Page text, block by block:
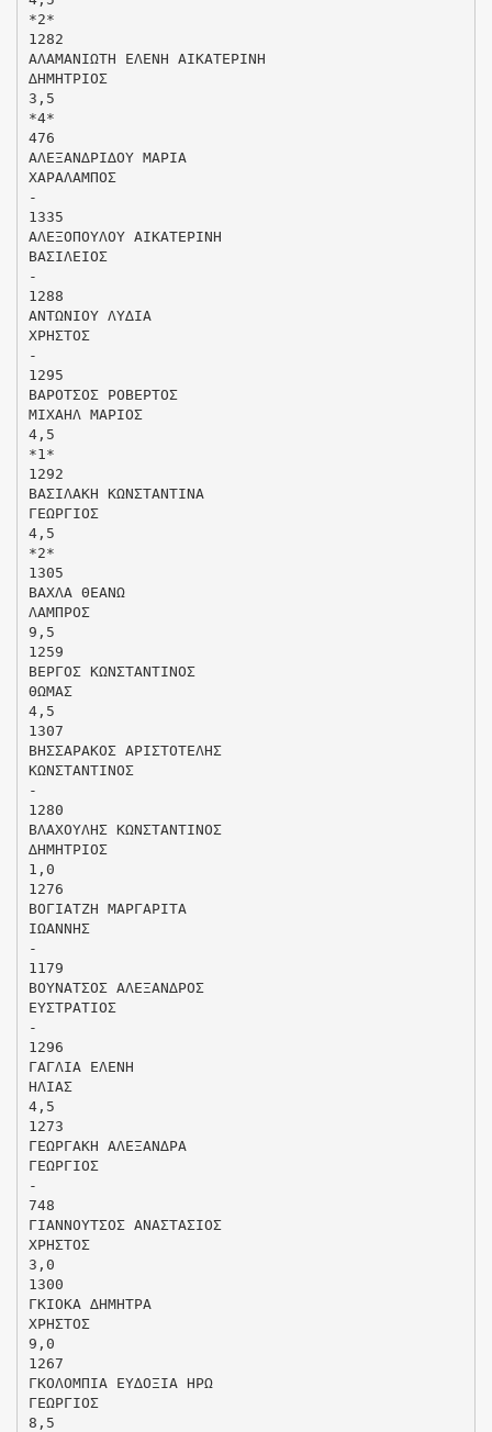
*2*
1282
ΑΛΑΜΑΝΙΩΤΗ ΕΛΕΝΗ ΑΙΚΑΤΕΡΙΝΗ
∆ΗΜΗΤΡΙΟΣ
3,5
*4*
476
ΑΛΕΞΑΝ∆ΡΙ∆ΟΥ ΜΑΡΙΑ
ΧΑΡΑΛΑΜΠΟΣ
-
1335
ΑΛΕΞΟΠΟΥΛΟΥ ΑΙΚΑΤΕΡΙΝΗ
ΒΑΣΙΛΕΙΟΣ
-
1288
ΑΝΤΩΝΙΟΥ ΛΥ∆ΙΑ
ΧΡΗΣΤΟΣ
-
1295
ΒΑΡΟΤΣΟΣ ΡΟΒΕΡΤΟΣ
ΜΙΧΑΗΛ ΜΑΡΙΟΣ
4,5
*1*
1292
ΒΑΣΙΛΑΚΗ ΚΩΝΣΤΑΝΤΙΝΑ
ΓΕΩΡΓΙΟΣ
4,5
*2*
1305
ΒΑΧΛΑ ΘΕΑΝΩ
ΛΑΜΠΡΟΣ
9,5
1259
ΒΕΡΓΟΣ ΚΩΝΣΤΑΝΤΙΝΟΣ
ΘΩΜΑΣ
4,5
1307
ΒΗΣΣΑΡΑΚΟΣ ΑΡΙΣΤΟΤΕΛΗΣ
ΚΩΝΣΤΑΝΤΙΝΟΣ
-
1280
ΒΛΑΧΟΥΛΗΣ ΚΩΝΣΤΑΝΤΙΝΟΣ
∆ΗΜΗΤΡΙΟΣ
1,0
1276
ΒΟΓΙΑΤΖΗ ΜΑΡΓΑΡΙΤΑ
ΙΩΑΝΝΗΣ
-
1179
ΒΟΥΝΑΤΣΟΣ ΑΛΕΞΑΝ∆ΡΟΣ
ΕΥΣΤΡΑΤΙΟΣ
-
1296
ΓΑΓΛΙΑ ΕΛΕΝΗ
ΗΛΙΑΣ
4,5
1273
ΓΕΩΡΓΑΚΗ ΑΛΕΞΑΝ∆ΡΑ
ΓΕΩΡΓΙΟΣ
-
748
ΓΙΑΝΝΟΥΤΣΟΣ ΑΝΑΣΤΑΣΙΟΣ
ΧΡΗΣΤΟΣ
3,0
1300
ΓΚΙΟΚΑ ∆ΗΜΗΤΡΑ
ΧΡΗΣΤΟΣ
9,0
1267
ΓΚΟΛΟΜΠΙΑ ΕΥ∆ΟΞΙΑ ΗΡΩ
ΓΕΩΡΓΙΟΣ
8,5